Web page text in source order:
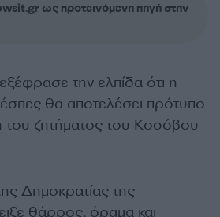
ως προτεινόμενη πηγή στην
την ελπίδα ότι η
θα αποτελέσει πρότυπο
του ζητήματος του Κοσόβου
Δημοκρατίας της
θάρρος, όραμα και